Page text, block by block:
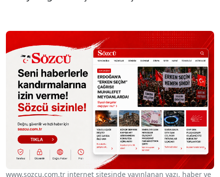
www.sozcu.com.tr internet sitesinde yayınlanan yazı, haber ve